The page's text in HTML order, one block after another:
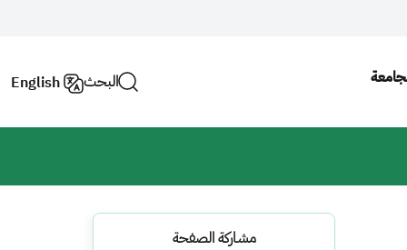
البحث English
مشاركة الصفحة